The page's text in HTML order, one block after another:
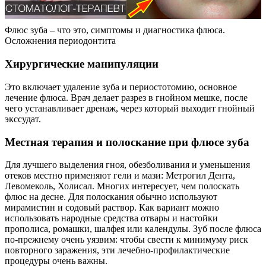
Флюс зуба – что это, симптомы и диагностика флюса.
Осложнения периодонтита
Хирургические манипуляции
Это включает удаление зуба и периостотомию, основное
лечение флюса. Врач делает разрез в гнойном мешке, после
чего устанавливает дренаж, через который выходит гнойный
экссудат.
Местная терапия и полоскание при флюсе зуба
Для лучшего выделения гноя, обезболивания и уменьшения
отеков местно применяют гели и мази: Метрогил Дента,
Левомеколь, Холисал. Многих интересует, чем полоскать
флюс на десне. Для полоскания обычно используют
мирамистин и содовый раствор. Как вариант можно
использовать народные средства отвары и настойки
прополиса, ромашки, шалфея или календулы. Зуб после флюса
по-прежнему очень уязвим: чтобы свести к минимуму риск
повторного заражения, эти лечебно-профилактические
процедуры очень важны.